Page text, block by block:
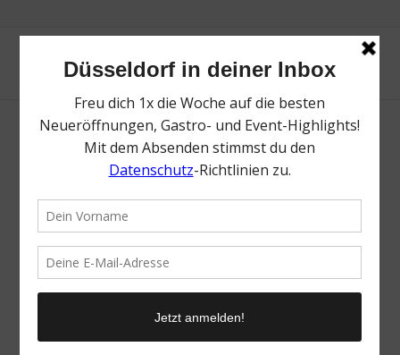
Unterhaltung Lieblingsstücke | Shopping
Düsseldorf | Foto: Unterhaltung
Lieblingsstücke
20. November 2025